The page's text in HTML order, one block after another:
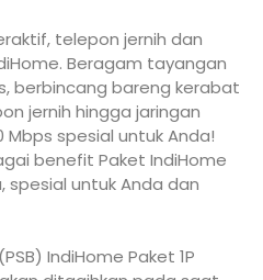
telepon jernih dan
Beragam tayangan
berbincang bareng kerabat
jernih hingga jaringan
spesial untuk Anda!
benefit Paket IndiHome
untuk Anda dan
IndiHome Paket 1P